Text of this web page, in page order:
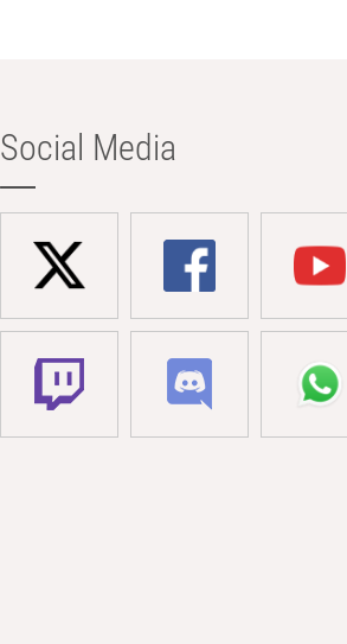
Social Media